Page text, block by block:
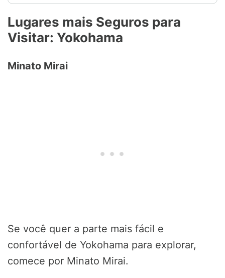
Lugares mais Seguros para
Visitar: Yokohama
Minato Mirai
Se você quer a parte mais fácil e
confortável de Yokohama para explorar,
comece por Minato Mirai.